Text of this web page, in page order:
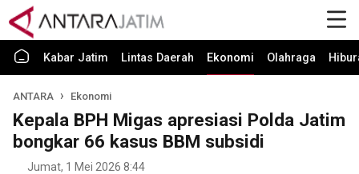
Kabar Jatim Lintas Daerah Ekonomi Olahraga
ANTARA Ekonomi
Kepala BPH Migas apresiasi Polda Jatim
bongkar 66 kasus BBM subsidi
Jumat, 1 Mei 2026 8:44